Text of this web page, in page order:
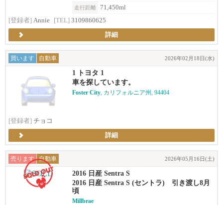
走行距離
71,450ml
[登録者] Annie [TEL] 3109860625
詳細
買います 自動車 2026年02月18日(水)
1 トヨタ 1
車を探しています。
Foster City, カリフォルニア州, 94404
[登録者] チョコ
詳細
売ります 自動車 2026年05月16日(土)
2016 日産 Sentra S
2016 日産 Sentra S (セントラ) 引き渡し8月
頃
Millbrae